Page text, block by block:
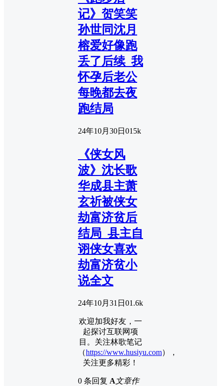
记》贺笑笑
孙世同沈月
榕爱好像跑
丢了后续_我
怀孕后老公
每晚都去夜
跑结局
24年10月30日 015k
《侠女风
波》沈长歌
华成县主萧
玄祈被侠女
劫富济贫后
结局_县主自
诩侠女喜欢
劫富济贫小
说全文
24年10月31日 01.6k
欢迎加我好友，一
起探讨互联网项
目。关注林歌笔记
（https://www.husiyu.com），
关注更多精彩！
0 条回复 A文章作